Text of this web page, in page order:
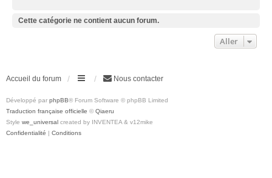
Cette catégorie ne contient aucun forum.
Aller
Accueil du forum Nous contacter
Développé par phpBB® Forum Software © phpBB Limited
Traduction française officielle © Qiaeru
Style we_universal created by INVENTEA & v12mike
Confidentialité | Conditions